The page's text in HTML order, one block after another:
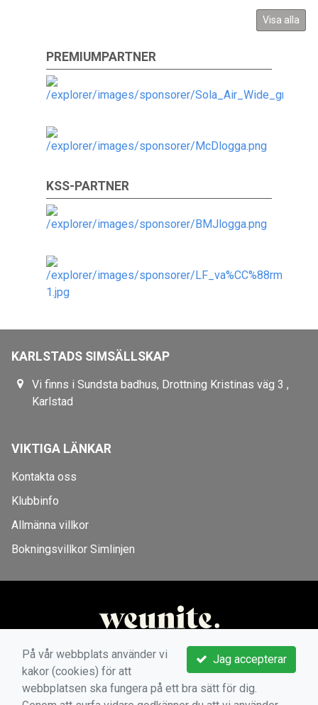
Visa alla
PREMIUMPARTNER
KSS-PARTNER
KARLSTADS SIMSÄLLSKAP
Vi finns i Sundsta badhus, Drottning Kristinas väg 3 ,
Karlstad
VIKTIGA LÄNKAR
Kontakta oss
Klubbinfo
Allmänna villkor
Bokningsvillkor Simlinjen
Jag accepterar
På vår webbplats använder vi
kakor (cookies) för att
webbplatsen ska fungera på ett bra sätt för dig.